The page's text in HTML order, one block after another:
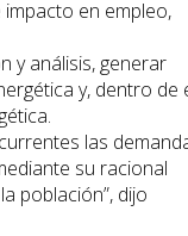
en empleo,
y análisis, generar
y, dentro de
las
su racional
población”, dijo